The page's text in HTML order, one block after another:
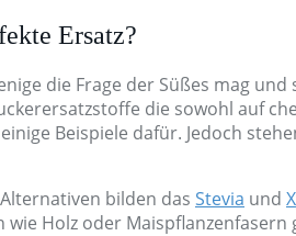
Ersatz?
die Frage der Süßes mag
die sowohl auf
Beispiele dafür. Jedoch
bilden das Stevia und
wie Holz oder